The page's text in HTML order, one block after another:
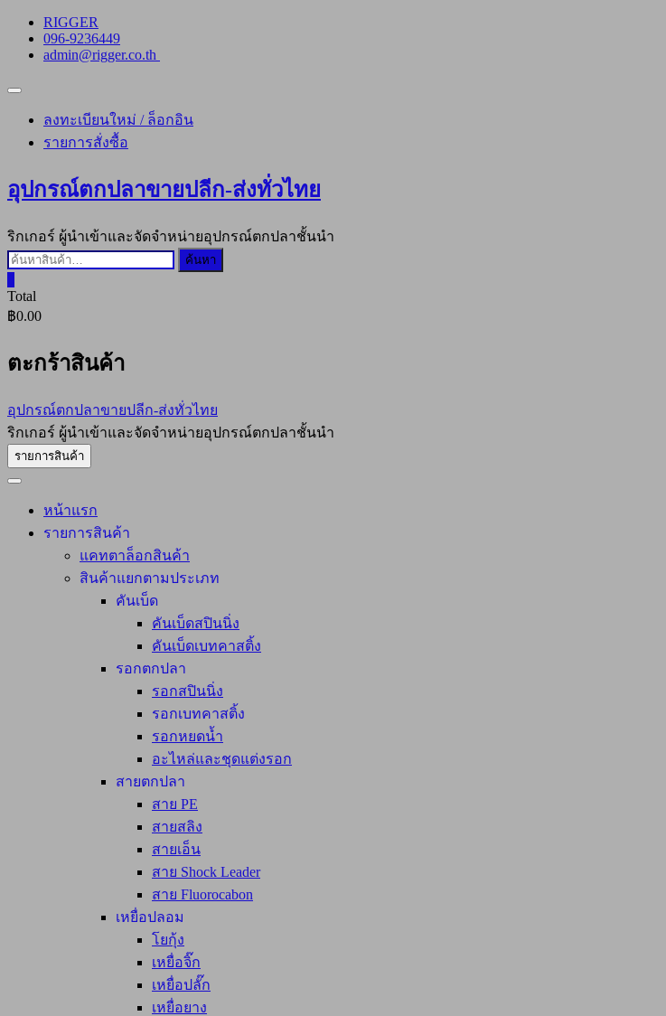
Skip
content
RIGGER
096-9236449
admin@rigger.co.th
Topbar
ลงทะเบียนใหม่ / ล็อกอิน
รายการสั่งซื้อ
อุปกรณ์ตกปลาขายปลีก-ส่งทั่วไทย
ริกเกอร์ ผู้นำเข้าและจัดจำหน่ายอุปกรณ์ตกปลาชั้นนำ
ค้นหา:
ค้นหา
Total
฿0.00
ตะกร้าสินค้า
อุปกรณ์ตกปลาขายปลีก-ส่งทั่วไทย
ริกเกอร์ ผู้นำเข้าและจัดจำหน่ายอุปกรณ์ตกปลาชั้นนำ
รายการสินค้า
หน้าแรก
รายการสินค้า
แคทตาล็อกสินค้า
สินค้าแยกตามประเภท
คันเบ็ด
คันเบ็ดสปินนิ่ง
คันเบ็ดเบทคาสติ้ง
รอกตกปลา
รอกสปินนิ่ง
รอกเบทคาสติ้ง
รอกหยดน้ำ
อะไหล่และชุดแต่งรอก
สายตกปลา
สาย PE
สายสลิง
สายเอ็น
สาย Shock Leader
สาย Fluorocabon
เหยื่อปลอม
โยกุ้ง
เหยื่อจิ๊ก
เหยื่อปลั๊ก
เหยื่อยาง